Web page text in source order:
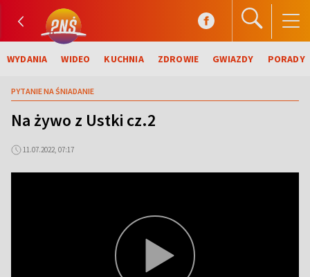
WYDANIA WIDEO KUCHNIA ZDROWIE GWIAZDY PORADY
PYTANIE NA ŚNIADANIE
Na żywo z Ustki cz.2
11.07.2022, 07:17